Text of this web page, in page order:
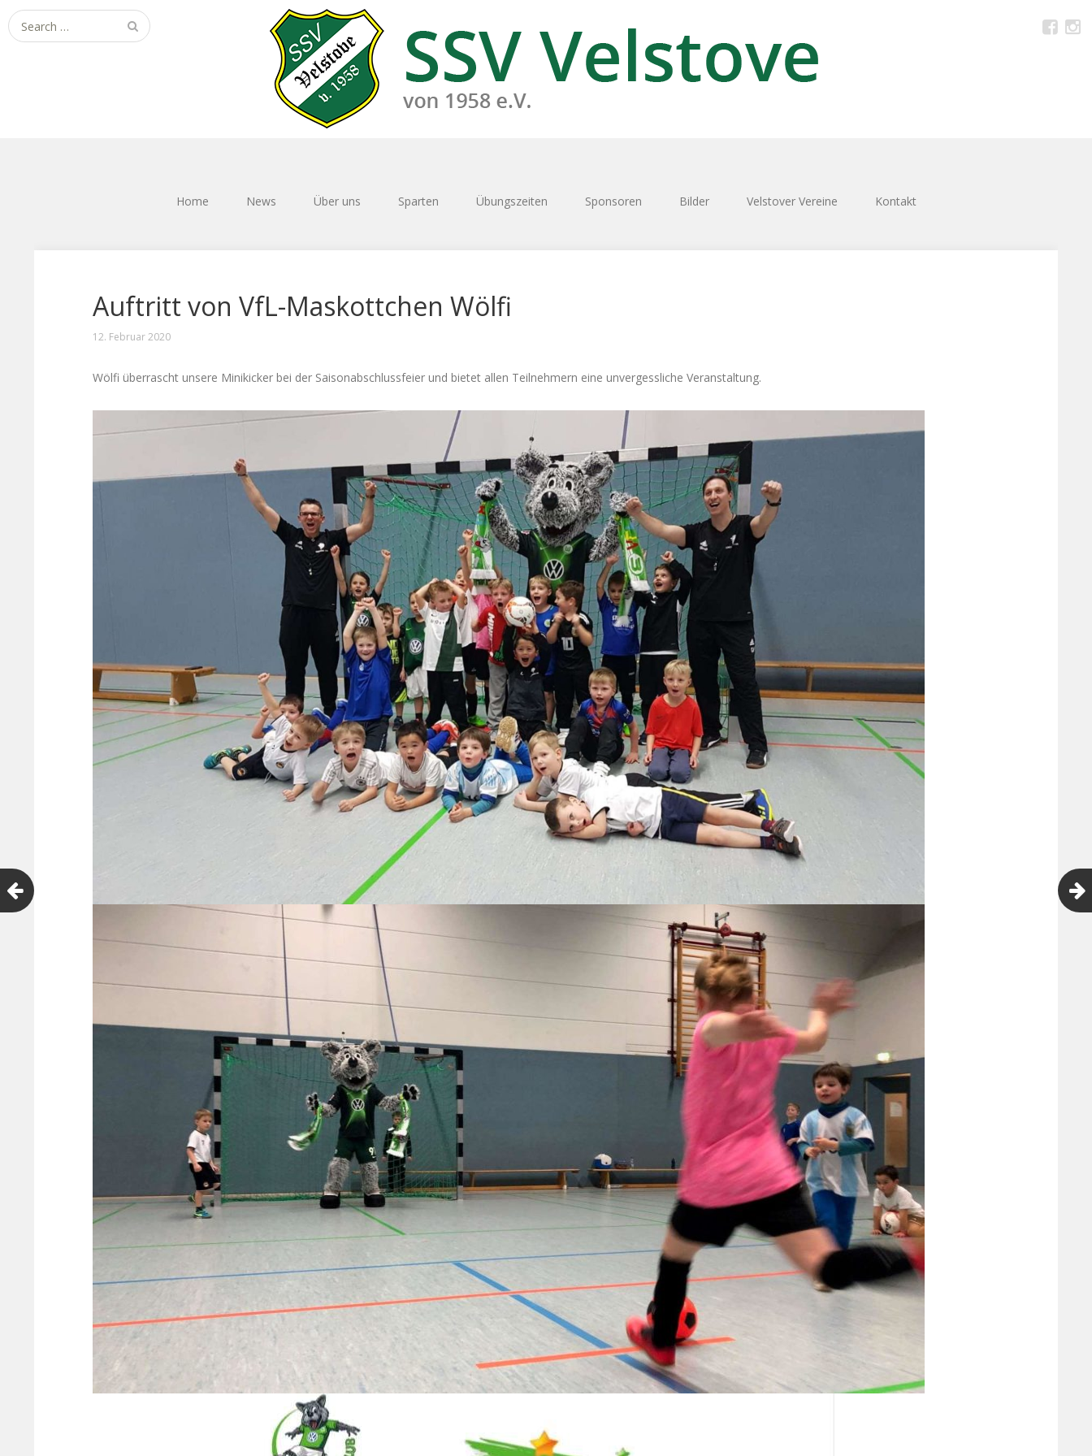
Search
for:
Home News Über uns Sparten Übungszeiten Sponsoren Bilder Velstover Vereine Kontakt
Auftritt von VfL-Maskottchen Wölfi
12. Februar 2020
Wölfi überrascht unsere Minikicker bei der Saisonabschlussfeier und bietet allen Teilnehmern eine unvergessliche Veranstaltung.